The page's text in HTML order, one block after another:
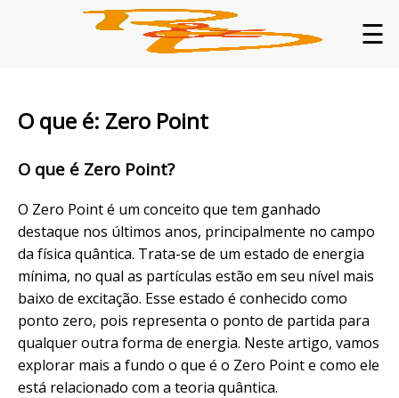
☰
O que é: Zero Point
O que é Zero Point?
O Zero Point é um conceito que tem ganhado
destaque nos últimos anos, principalmente no campo
da física quântica. Trata-se de um estado de energia
mínima, no qual as partículas estão em seu nível mais
baixo de excitação. Esse estado é conhecido como
ponto zero, pois representa o ponto de partida para
qualquer outra forma de energia. Neste artigo, vamos
explorar mais a fundo o que é o Zero Point e como ele
está relacionado com a teoria quântica.